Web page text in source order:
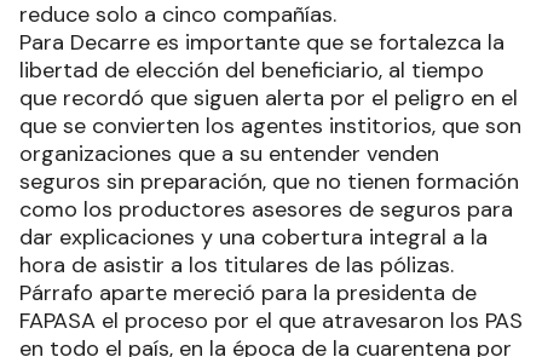
reduce solo a cinco compañías.
Para Decarre es importante que se fortalezca la
libertad de elección del beneficiario, al tiempo
que recordó que siguen alerta por el peligro en el
que se convierten los agentes institorios, que son
organizaciones que a su entender venden
seguros sin preparación, que no tienen formación
como los productores asesores de seguros para
dar explicaciones y una cobertura integral a la
hora de asistir a los titulares de las pólizas.
Párrafo aparte mereció para la presidenta de
FAPASA el proceso por el que atravesaron los PAS
en todo el país, en la época de la cuarentena por